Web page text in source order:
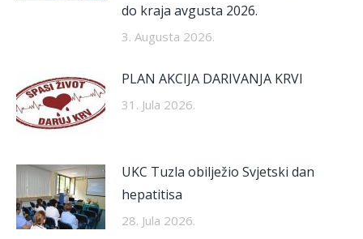
do kraja avgusta 2026.
3. Augusta 2026.
PLAN AKCIJA DARIVANJA KRVI
31. Jula 2026.
UKC Tuzla obilježio Svjetski dan
hepatitisa
28. Jula 2026.